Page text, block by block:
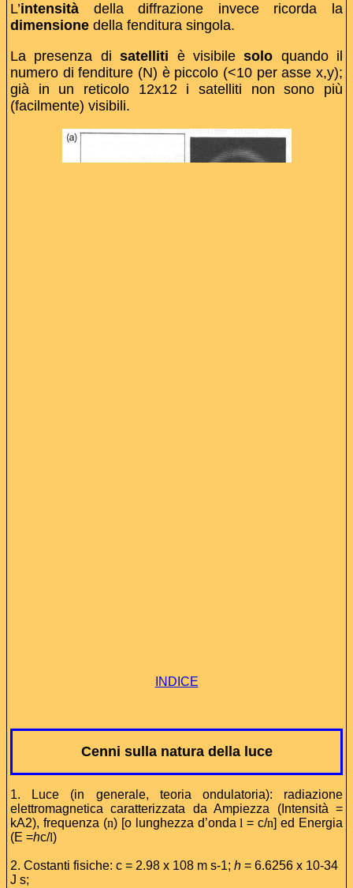
L’intensità della diffrazione invece ricorda la
dimensione della fenditura singola.
La presenza disatelliti è visibilesolo quando il
numero di fenditure (N) è piccolo (<10 per asse x,y);
già in un reticolo 12x12 i satelliti non sono più
(facilmente) visibili.
INDICE
Cenni sulla natura della luce
1. Luce (in generale, teoria ondulatoria): radiazione
elettromagnetica caratterizzata da Ampiezza (Intensità =
kA2), frequenza (n) [o lunghezza d’ondal = c/n] ed Energia
(E =hc/l)
2. Costanti fisiche: c = 2.98 x 108 m s-1; h = 6.6256 x 10-34
J s;